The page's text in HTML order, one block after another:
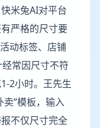
米兔AI对平台
严格的尺寸要
动标签、店铺
常因尺寸不符
2小时。王先生
”模板，输入
不仅尺寸完全